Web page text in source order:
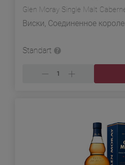
Виски, Соединенное
Standart